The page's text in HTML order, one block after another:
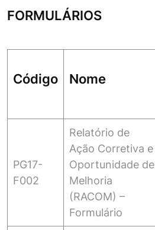
FORMULÁRIOS
Código Nome
PG17-
F002
Relatório de
Ação Corretiva e
Oportunidade de
Melhoria
(RACOM) –
Formulário